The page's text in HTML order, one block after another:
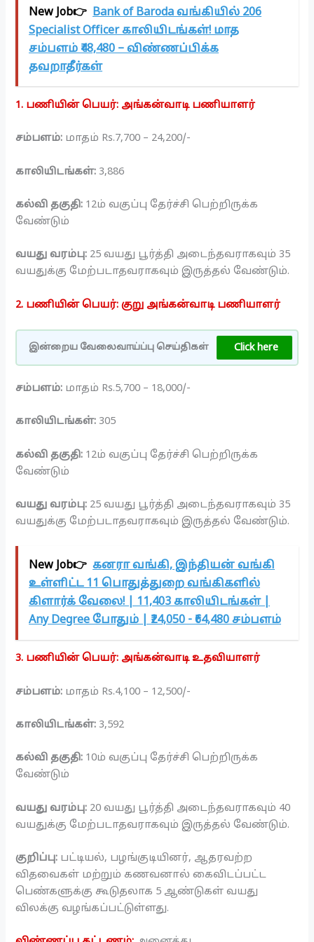
New Job👉 Bank of Baroda வங்கியில் 206
Specialist Officer காலியிடங்கள்! மாத
சம்பளம் ₹48,480 – விண்ணப்பிக்க
தவறாதீர்கள்
1. பணியின் பெயர்: அங்கன்வாடி பணியாளர்
சம்பளம்: மாதம் Rs.7,700 – 24,200/-
காலியிடங்கள்: 3,886
கல்வி தகுதி: 12ம் வகுப்பு தேர்ச்சி பெற்றிருக்க
வேண்டும்
வயது வரம்பு: 25 வயது பூர்த்தி அடைந்தவராகவும் 35
வயதுக்கு மேற்படாதவராகவும் இருத்தல் வேண்டும்.
2. பணியின் பெயர்: குறு அங்கன்வாடி பணியாளர்
இன்றைய வேலைவாய்ப்பு செய்திகள் Click here
சம்பளம்: மாதம் Rs.5,700 – 18,000/-
காலியிடங்கள்: 305
கல்வி தகுதி: 12ம் வகுப்பு தேர்ச்சி பெற்றிருக்க
வேண்டும்
வயது வரம்பு: 25 வயது பூர்த்தி அடைந்தவராகவும் 35
வயதுக்கு மேற்படாதவராகவும் இருத்தல் வேண்டும்.
New Job👉 கனரா வங்கி, இந்தியன் வங்கி
உள்ளிட்ட 11 பொதுத்துறை வங்கிகளில்
கிளார்க் வேலை! | 11,403 காலியிடங்கள் |
Any Degree போதும் | ₹24,050 - ₹64,480 சம்பளம்
3. பணியின் பெயர்: அங்கன்வாடி உதவியாளர்
சம்பளம்: மாதம் Rs.4,100 – 12,500/-
காலியிடங்கள்: 3,592
கல்வி தகுதி: 10ம் வகுப்பு தேர்ச்சி பெற்றிருக்க
வேண்டும்
வயது வரம்பு: 20 வயது பூர்த்தி அடைந்தவராகவும் 40
வயதுக்கு மேற்படாதவராகவும் இருத்தல் வேண்டும்.
குறிப்பு: பட்டியல், பழங்குடியினர், ஆதரவற்ற
விதவைகள் மற்றும் கணவனால் கைவிடப்பட்ட
பெண்களுக்கு கூடுதலாக 5 ஆண்டுகள் வயது
விலக்கு வழங்கப்பட்டுள்ளது.